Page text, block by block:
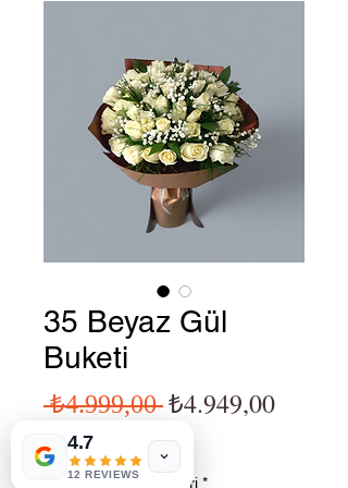
35 Beyaz Gül
Buketi
₺4.999,00 Normal Fiyat
₺4.949,00
KDV dahil
paketleme seçenekleri *
4.7
12 REVIEWS